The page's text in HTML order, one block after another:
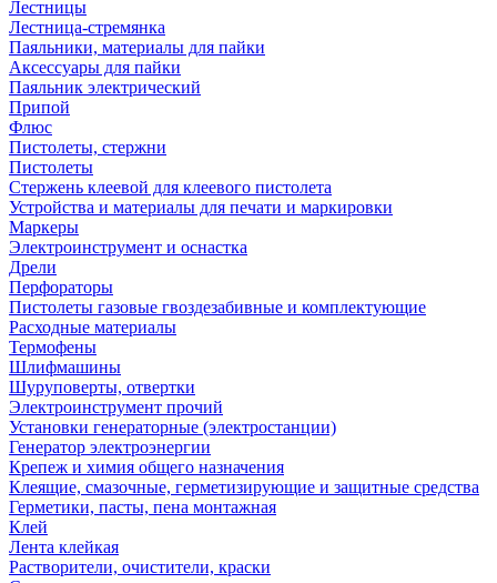
Лестницы
Лестница-стремянка
Паяльники, материалы для пайки
Аксессуары для пайки
Паяльник электрический
Припой
Флюс
Пистолеты, стержни
Пистолеты
Стержень клеевой для клеевого пистолета
Устройства и материалы для печати и маркировки
Маркеры
Электроинструмент и оснастка
Дрели
Перфораторы
Пистолеты газовые гвоздезабивные и комплектующие
Расходные материалы
Термофены
Шлифмашины
Шуруповерты, отвертки
Электроинструмент прочий
Установки генераторные (электростанции)
Генератор электроэнергии
Крепеж и химия общего назначения
Клеящие, смазочные, герметизирующие и защитные средства
Герметики, пасты, пена монтажная
Клей
Лента клейкая
Растворители, очистители, краски